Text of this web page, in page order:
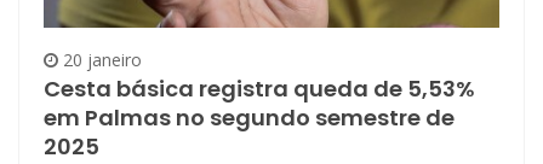
20 janeiro
Cesta básica registra queda de 5,53%
em Palmas no segundo semestre de
2025